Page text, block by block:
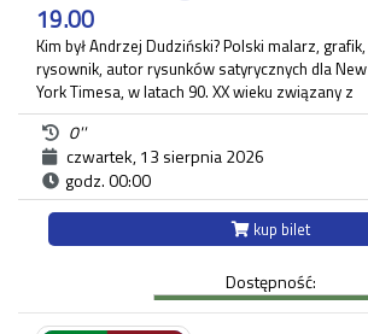
19.00
Kim był Andrzej Dudziński? Polski malarz, grafik,
rysownik, autor rysunków satyrycznych dla New
York Timesa, w latach 90. XX wieku związany z
krakowskim "Tygodnikiem Powszechnym", gdzie
zamieszczał regularnie komentarz polityczny. Na
wystawie pt.: "Andrzej Dudziński. Przypadek
artysty niemożliwego" zaprezentowane zostały
różnorodne prace artysty.
Ekspozycja odbywa się w budynku Strzelnicy na
Woli przy ul. Królowej Jadwigi 220 oraz w Willi
Decjusza (parter), gdzie zgromadzone zostały
projekty graficzne, plakaty, okładki i ilustracja
prasowa autora.
0''
czwartek, 13 sierpnia 2026
godz. 00:00
kup bilet
Dostępność: